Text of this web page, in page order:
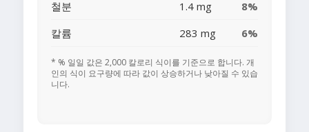
철분
1.4 mg
8%
칼륨
283 mg 6%
* % 일일 값은 2,000 칼로리 식이를 기준으로 합니다. 개
인의 식이 요구량에 따라 값이 상승하거나 낮아질 수 있습
니다.